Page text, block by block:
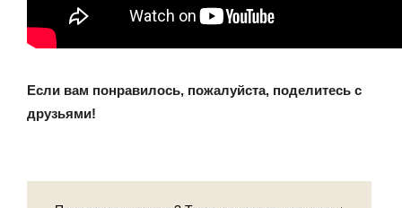
Если вам понравилось, пожалуйста, поделитесь с
друзьями!